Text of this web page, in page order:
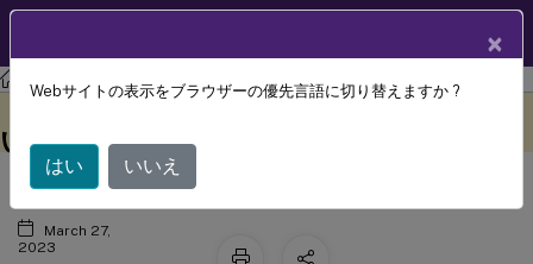
Session Recording Session Recording 2212
サーバーがデータベースに接続できな
い
March 27,
2023
×
Webサイトの表示をブラウザーの優先言語に切り替えますか ?
はい いいえ